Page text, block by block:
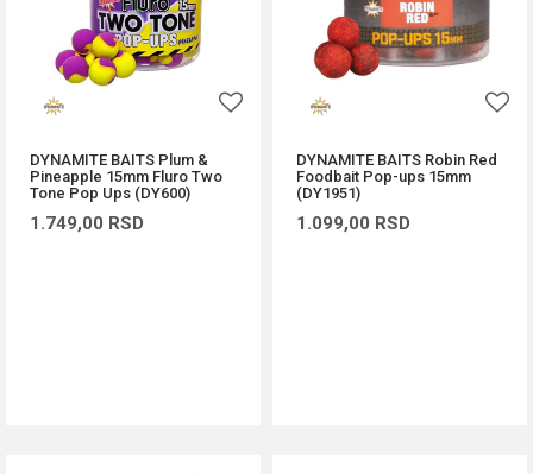
DYNAMITE BAITS Plum &
Pineapple 15mm Fluro Two
Tone Pop Ups (DY600)
1.749,00 RSD
DYNAMITE BAITS Robin Red
Foodbait Pop-ups 15mm
(DY1951)
1.099,00 RSD